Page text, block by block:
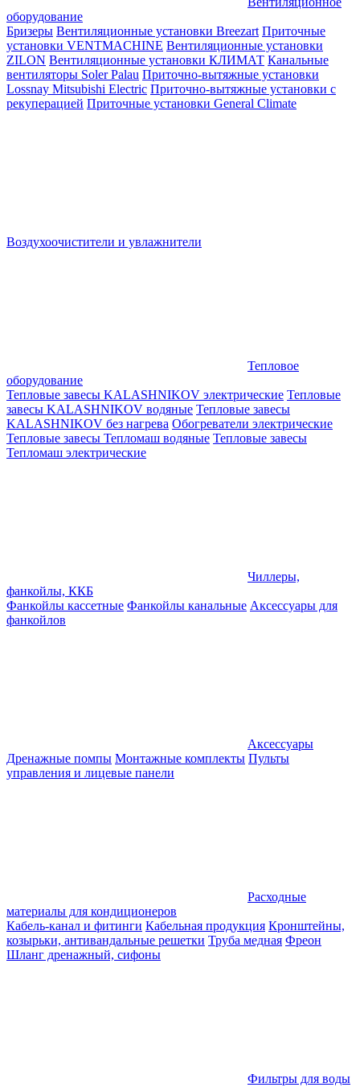
оборудование
Бризеры Вентиляционные установки Breezart Приточные
установки VENTMACHINE Вентиляционные установки
ZILON Вентиляционные установки КЛИМАТ Канальные
вентиляторы Soler Palau Приточно-вытяжные установки
Lossnay Mitsubishi Electric Приточно-вытяжные установки с
рекуперацией Приточные установки General Climate
Воздухоочистители и увлажнители
Тепловое
оборудование
Тепловые завесы KALASHNIKOV электрические Тепловые
завесы KALASHNIKOV водяные Тепловые завесы
KALASHNIKOV без нагрева Обогреватели электрические
Тепловые завесы Тепломаш водяные Тепловые завесы
Тепломаш электрические
Чиллеры,
фанкойлы, ККБ
Фанкойлы кассетные Фанкойлы канальные Аксессуары для
фанкойлов
Аксессуары
Дренажные помпы Монтажные комплекты Пульты
управления и лицевые панели
Расходные
материалы для кондиционеров
Кабель-канал и фитинги Кабельная продукция Кронштейны,
козырьки, антивандальные решетки Труба медная Фреон
Шланг дренажный, сифоны
Фильтры для воды